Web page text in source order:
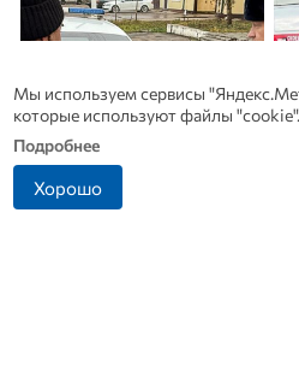
Мы используем сервисы
которые используют файлы "cookie".
Подробнее
Хорошо